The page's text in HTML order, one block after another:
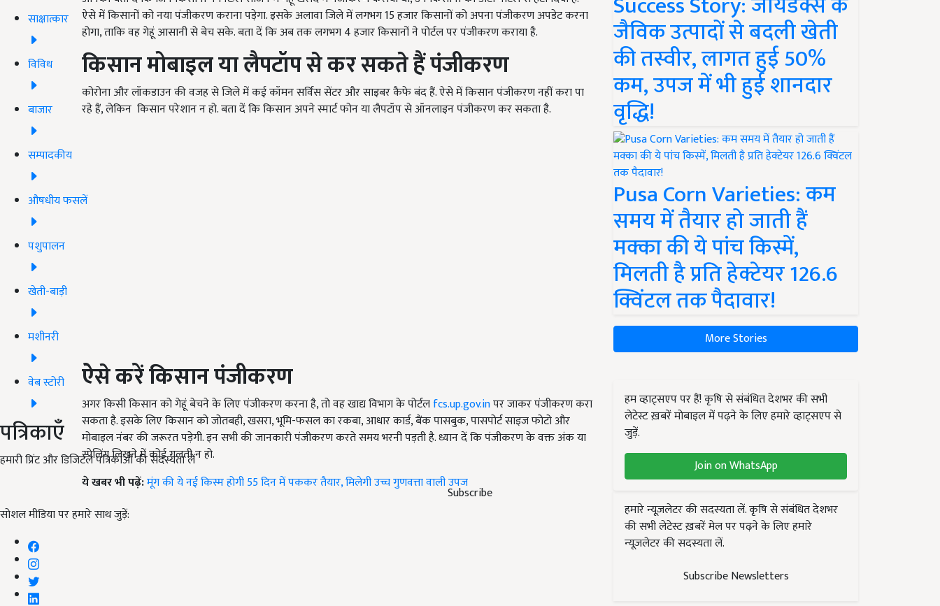
साक्षात्कार
विविध
बाजार
सम्पादकीय
औषधीय फसलें
पशुपालन
खेती-बाड़ी
मशीनरी
वेब स्टोरी
पत्रिकाएँ
हमारी प्रिंट और डिजिटल पत्रिकाओं की सदस्यता लें
Subscribe
सोशल मीडिया पर हमारे साथ जुड़ें:
ऐसे में किसानों को नया पंजीकरण कराना पड़ेगा. इसके अलावा जिले में लगभग 15 हजार किसानों को अपना पंजीकरण अपडेट करना
होगा, ताकि वह गेहूं आसानी से बेच सके. बता दें कि अब तक लगभग 4 हजार किसानों ने पोर्टल पर पंजीकरण कराया है.
किसान मोबाइल या लैपटॉप से कर सकते हैं पंजीकरण
कोरोना और लॉकडाउन की वजह से जिले में कई कॉमन सर्विस सेंटर और साइबर कैफे बंद हैं. ऐसे में किसान पंजीकरण नहीं करा पा
रहे हैं, लेकिन किसान परेशान न हो. बता दें कि किसान अपने स्मार्ट फोन या लैपटॉप से ऑनलाइन पंजीकरण कर सकता है.
ऐसे करें किसान पंजीकरण
अगर किसी किसान को गेहूं बेचने के लिए पंजीकरण करना है, तो वह खाद्य विभाग के पोर्टलfcs.up.gov.inपर जाकर पंजीकरण करा
सकता है. इसके लिए किसान को जोतबही, खसरा, भूमि-फसल का रकबा, आधार कार्ड, बैंक पासबुक, पासपोर्ट साइज फोटो और
मोबाइल नंबर की जरूरत पड़ेगी. इन सभी की जानकारी पंजीकरण करते समय भरनी पड़ती है. ध्यान दें कि पंजीकरण के वक्त अंक या
स्पेलिंग लिखने में कोई गलती न हो.
ये खबर भी पढ़ें:मूंग की ये नई किस्म होगी 55 दिन में पककर तैयार, मिलेगी उच्च गुणवत्ता वाली उपज
जैविक उत्पादों से बदली खेती
की तस्वीर, लागत हुई 50%
कम, उपज में भी हुई शानदार
वृद्धि!
Pusa Corn Varieties: कम
समय में तैयार हो जाती हैं
मक्का की ये पांच किस्में,
मिलती है प्रति हेक्टेयर 126.6
क्विंटल तक पैदावार!
More Stories
हम व्हाट्सएप पर हैं! कृषि से संबंधित देशभर की सभी
लेटेस्ट ख़बरें मोबाइल में पढ़ने के लिए हमारे व्हाट्सएप से
जुड़ें.
Join on WhatsApp
हमारे न्यूज़लेटर की सदस्यता लें. कृषि से संबंधित देशभर
की सभी लेटेस्ट ख़बरें मेल पर पढ़ने के लिए हमारे
न्यूज़लेटर की सदस्यता लें.
Subscribe Newsletters